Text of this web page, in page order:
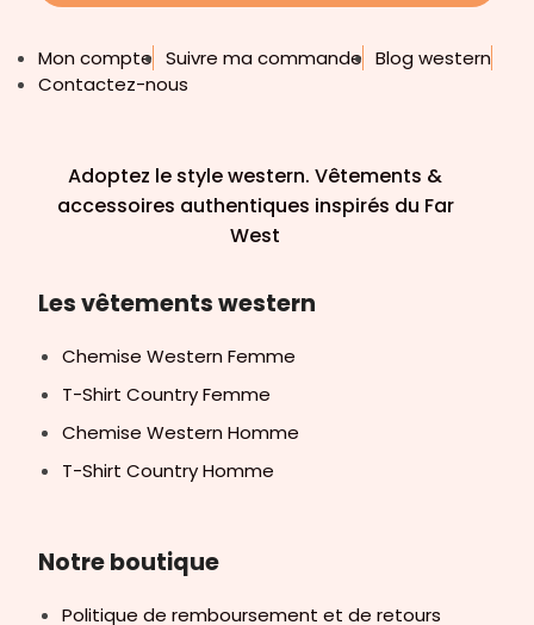
Mon compte Suivre ma commande Blog western
Contactez-nous
Adoptez le style western. Vêtements &
accessoires authentiques inspirés du Far
West
Les vêtements western
Chemise Western Femme
T-Shirt Country Femme
Chemise Western Homme
T-Shirt Country Homme
Notre boutique
Politique de remboursement et de retours